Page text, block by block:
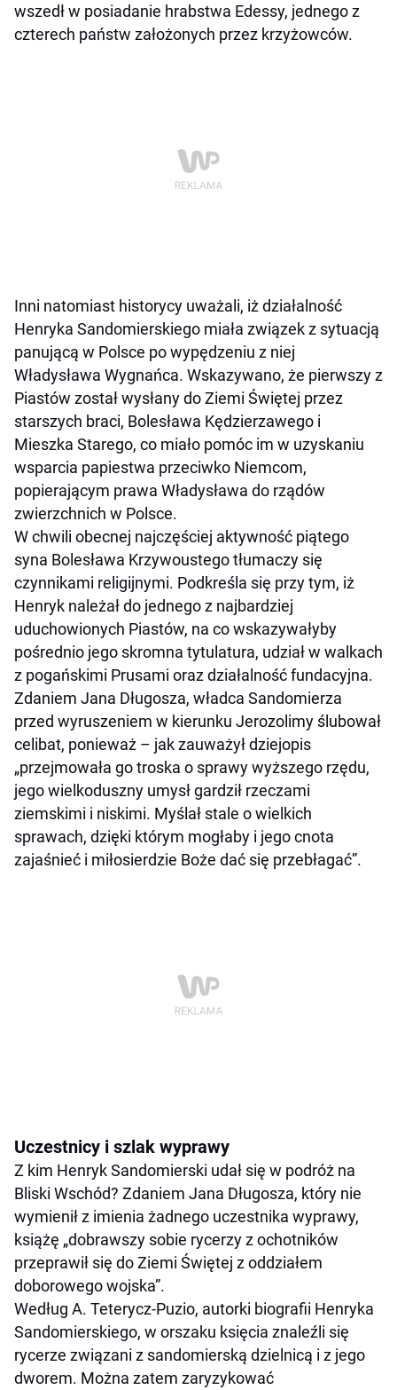
wszedł w posiadanie hrabstwa Edessy, jednego z
czterech państw założonych przez krzyżowców.
Inni natomiast historycy uważali, iż działalność
Henryka Sandomierskiego miała związek z sytuacją
panującą w Polsce po wypędzeniu z niej
Władysława Wygnańca. Wskazywano, że pierwszy z
Piastów został wysłany do Ziemi Świętej przez
starszych braci, Bolesława Kędzierzawego i
Mieszka Starego, co miało pomóc im w uzyskaniu
wsparcia papiestwa przeciwko Niemcom,
popierającym prawa Władysława do rządów
zwierzchnich w Polsce.
W chwili obecnej najczęściej aktywność piątego
syna Bolesława Krzywoustego tłumaczy się
czynnikami religijnymi. Podkreśla się przy tym, iż
Henryk należał do jednego z najbardziej
uduchowionych Piastów, na co wskazywałyby
pośrednio jego skromna tytulatura, udział w walkach
z pogańskimi Prusami oraz działalność fundacyjna.
Zdaniem Jana Długosza, władca Sandomierza
przed wyruszeniem w kierunku Jerozolimy ślubował
celibat, ponieważ – jak zauważył dziejopis
„przejmowała go troska o sprawy wyższego rzędu,
jego wielkoduszny umysł gardził rzeczami
ziemskimi i niskimi. Myślał stale o wielkich
sprawach, dzięki którym mogłaby i jego cnota
zajaśnieć i miłosierdzie Boże dać się przebłagać”.
Uczestnicy i szlak wyprawy
Z kim Henryk Sandomierski udał się w podróż na
Bliski Wschód? Zdaniem Jana Długosza, który nie
wymienił z imienia żadnego uczestnika wyprawy,
książę „dobrawszy sobie rycerzy z ochotników
przeprawił się do Ziemi Świętej z oddziałem
doborowego wojska”.
Według A. Teterycz-Puzio, autorki biografii Henryka
Sandomierskiego, w orszaku księcia znaleźli się
rycerze związani z sandomierską dzielnicą i z jego
dworem. Można zatem zaryzykować